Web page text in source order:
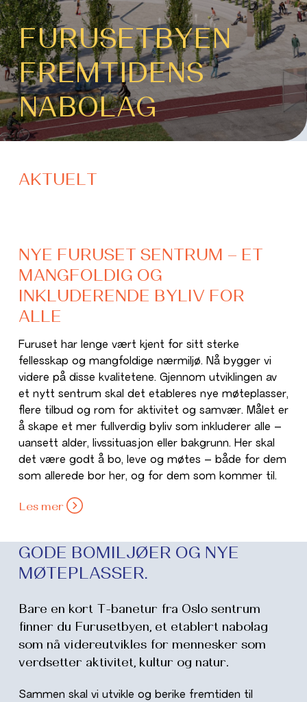
FURUSETBYEN
FREMTIDENS
NABOLAG
AKTUELT
NYE FURUSET SENTRUM – ET
MANGFOLDIG OG
INKLUDERENDE BYLIV FOR
ALLE
Furuset har lenge vært kjent for sitt sterke
fellesskap og mangfoldige nærmiljø. Nå bygger vi
videre på disse kvalitetene. Gjennom utviklingen av
et nytt sentrum skal det etableres nye møteplasser,
flere tilbud og rom for aktivitet og samvær. Målet er
å skape et mer fullverdig byliv som inkluderer alle –
uansett alder, livssituasjon eller bakgrunn. Her skal
det være godt å bo, leve og møtes – både for dem
som allerede bor her, og for dem som kommer til.
Les mer
GODE BOMILJØER OG NYE
MØTEPLASSER.
Bare en kort T-banetur fra Oslo sentrum
finner du Furusetbyen, et etablert nabolag
som nå videreutvikles for mennesker som
verdsetter aktivitet, kultur og natur.
Sammen skal vi utvikle og berike fremtiden til